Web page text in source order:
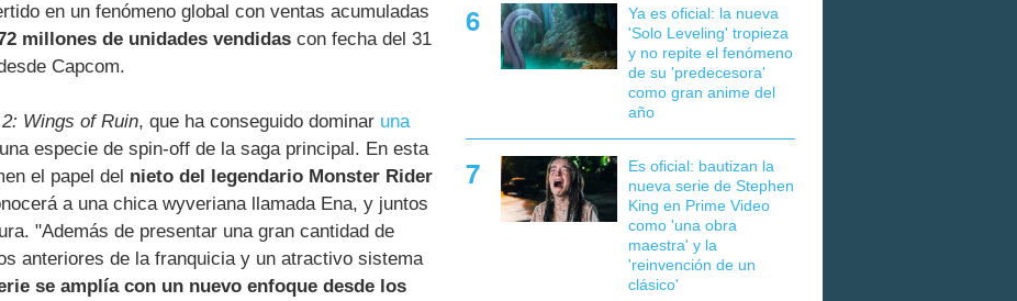
en un fenómeno global con ventas acumuladas
millones de unidades vendidas con fecha del 31
Capcom.
Wings of Ruin, que ha conseguido dominar una
especie de spin-off de la saga principal. En esta
el papel del nieto del legendario Monster Rider
a una chica wyveriana llamada Ena, y juntos
"Además de presentar una gran cantidad de
anteriores de la franquicia y un atractivo sistema
se amplía con un nuevo enfoque desde los
Ya es oficial: la nueva
'Solo Leveling' tropieza
y no repite el fenómeno
de su 'predecesora'
como gran anime del
año
Es oficial: bautizan la
nueva serie de Stephen
King en Prime Video
como 'una obra
maestra' y la
'reinvención de un
clásico'